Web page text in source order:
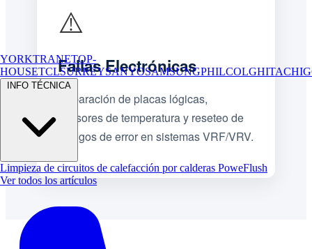
YORKTRANETOP-
HOUSETCLSURREYSANYOSAMSUNGPHILCOLGHITACHI
INFO TÉCNICA
Limpieza de circuitos de calefacción por calderas PoweFlush
Ver todos los artículos
⚠️
Fallas Electrónicas
Reparación de placas lógicas,
sensores de temperatura y reseteo de
códigos de error en sistemas VRF/VRV.